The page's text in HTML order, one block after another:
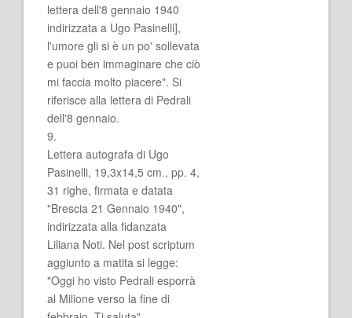
lettera dell'8 gennaio 1940
indirizzata a Ugo Pasinelli],
l'umore gli si è un po' sollevata
e puoi ben immaginare che ciò
mi faccia molto piacere". Si
riferisce alla lettera di Pedrali
dell'8 gennaio.
9.
Lettera autografa di Ugo
Pasinelli, 19,3x14,5 cm., pp. 4,
31 righe, firmata e datata
"Brescia 21 Gennaio 1940",
indirizzata alla fidanzata
Liliana Noti. Nel post scriptum
aggiunto a matita si legge:
"Oggi ho visto Pedrali esporrà
al Milione verso la fine di